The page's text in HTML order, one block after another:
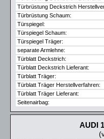
Türbrüstung Deckstrich
Türbrüstung Schaum:
Türspiegel:
Türspiegel Schaum:
Türspiegel Träger:
separate Armlehne:
Türblatt Deckstrich:
Türblatt Deckstrich Lieferant:
Türblatt Träger:
Türblatt Träger Herstellverfahren:
Türblatt Träger Lieferant:
Seitenairbag:
AUDI